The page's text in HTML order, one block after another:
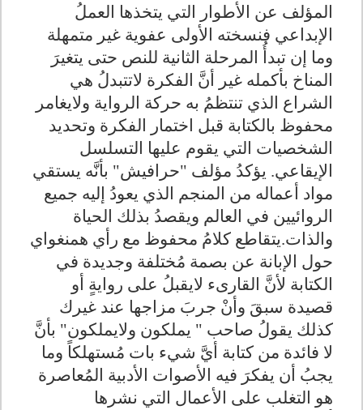
المؤلف عن الأطوار التي يتخذها العملُ
الإبداعي فنسخته الأولى عفوية غير متمهلة
وما إن تبدأُ المرحلة الثانية للنص حتى يتغيرَ
المناخ بأكمله غير أنَّ الفكرة لاتتبدلُ هي
الشراع الذي تنتظمُ به حركة الرواية ولايغامر
محفوظ بالكتابة قبل اختمار الفكرة وتحديد
الشخصيات التي يقوم عليها التسلسل
الإيقاعي. يؤكدُ مؤلف "حرافيش" بأنَّه يستقي
مواد أعماله من المنجم الذي يعودُ إليه جميع
الروائيين في العالم ويقصدُ بذلك الحياة
والذات.يتقاطع كلامُ محفوظ مع رأي همنغواي
حول الإبانة عن بصمة مُختلفة وجديدة في
الكتابة لأنَّ القارىء لايقبلُ على روايةٍ أو
قصيدة سبقَ وأنْ جربَ مزاجها عند غيرك
كذلك يقولُ صاحب " يملكون ولايملكون" بأنَّ
لا فائدة من كتابة أيَّ شيء بات مُستهلكاً وما
يجبُ أن يفكرَ فيه الأصوات الأدبية المُعاصرة
هو التغلب على الأعمال التي نشرها